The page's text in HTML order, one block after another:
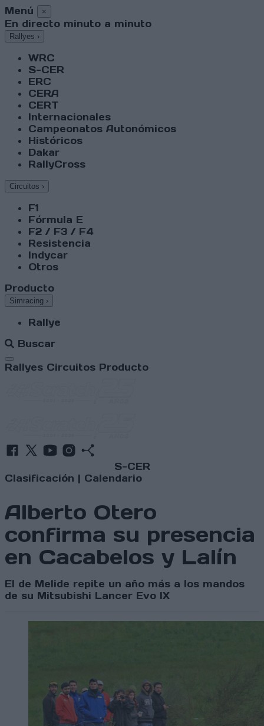
Menú ×
En directo minuto a minuto
Rallyes ›
WRC
S-CER
ERC
CERA
CERT
Internacionales
Campeonatos Autonómicos
Históricos
Dakar
RallyCross
Circuitos ›
F1
Fórmula E
F2 / F3 / F4
Resistencia
Indycar
Otros
Producto
Simracing ›
Rallye
Buscar
Abrir menú
Rallyes Circuitos Producto
S-CER
Clasificación | Calendario
Alberto Otero
confirma su presencia
en Cacabelos y Lalín
El de Melide repite un año más a los mandos
de su Mitsubishi Lancer Evo IX